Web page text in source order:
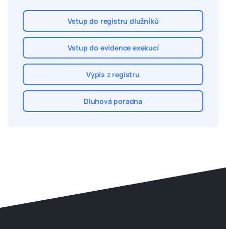
Vstup do registru dlužníků
Vstup do evidence exekucí
Výpis z registru
Dluhová poradna